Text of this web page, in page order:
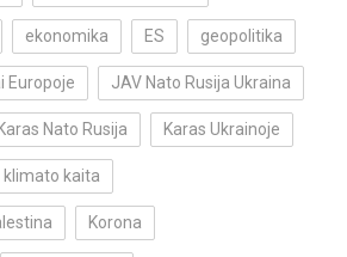
ekonomika ES geopolitika
Europoje JAV Nato Rusija Ukraina
Karas Nato Rusija Karas Ukrainoje
klimato kaita
Korona